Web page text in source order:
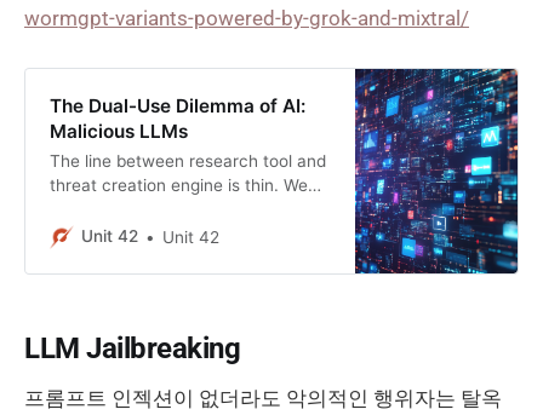
wormgpt-variants-powered-by-grok-and-mixtral/
The Dual-Use Dilemma of AI:
Malicious LLMs
The line between research tool and
threat creation engine is thin. We
WormGPT 4 and KawaiiGPT, two
Unit 42 Unit 42
LLM Jailbreaking
프롬프트 인젝션이 없더라도 악의적인 행위자는 탈옥